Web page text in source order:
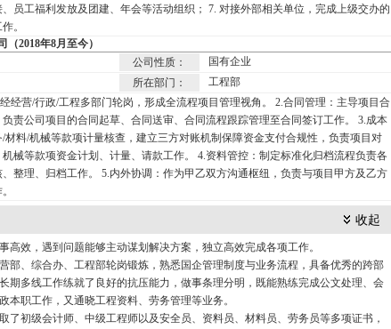
、员工福利发放及团建、年会等活动组织； 7. 对接外部相关单位，完成上级交办的
。
2018年8月至今）
公司性质：
国有企业
所在部门：
工程部
经营/行政/工程多部门轮岗，形成全流程项目管理视角。 2.合同管理：主导项目合
负责公司项目的合同起草、合同送审、合同流程跟踪管理至合同签订工作。 3.成本
材料/机械等款项计量核查，建立三方对账机制保障资金支付合规性，负责项目对
械等款项资金计划、计量、请款工作。 4.资料管控：制定标准化归档流程负责各
整理、归档工作。 5.内外协调：作为甲乙双方沟通枢纽，负责与项目甲方及乙方
收起
高效，遇到问题能够主动谋划解决方案，独立高效完成各项工作。
部、综合办、工程部轮岗锻炼，熟悉国企管理制度与业务流程，具备优秀的跨部
期多线工作练就了良好的抗压能力，做事条理分明，既能熟练完成公文处理、会
本职工作，又通晓工程资料、劳务管理等业务。
了初级会计师、中级工程师以及安全员、资料员、材料员、劳务员等多项证书，